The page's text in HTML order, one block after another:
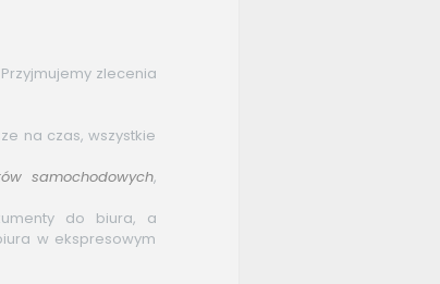
zlecenia
na czas, wszystkie
samochodowych,
do biura, a
w ekspresowym